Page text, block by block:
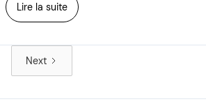
Lire la suite
Next